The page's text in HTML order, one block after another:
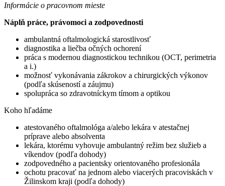
Informácie o pracovnom mieste
Náplň práce, právomoci a zodpovednosti
ambulantná oftalmologická starostlivosť
diagnostika a liečba očných ochorení
práca s modernou diagnostickou technikou (OCT, perimetria
a i.)
možnosť vykonávania zákrokov a chirurgických výkonov
(podľa skúseností a záujmu)
spolupráca so zdravotníckym tímom a optikou
Koho hľadáme
atestovaného oftalmológa a/alebo lekára v atestačnej
príprave alebo absolventa
lekára, ktorému vyhovuje ambulantný režim bez služieb a
víkendov (podľa dohody)
zodpovedného a pacientsky orientovaného profesionála
ochotu pracovať na jednom alebo viacerých pracoviskách v
Žilinskom kraji (podľa dohody)